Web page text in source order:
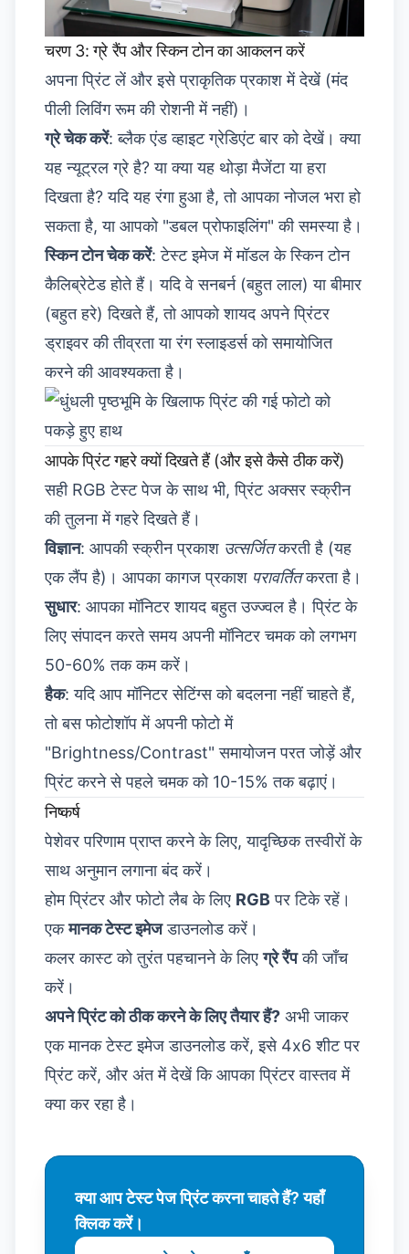
चरण 3: ग्रे रैंप और स्किन टोन का आकलन करें
अपना प्रिंट लें और इसे प्राकृतिक प्रकाश में देखें (मंद
पीली लिविंग रूम की रोशनी में नहीं)।
ग्रे चेक करें: ब्लैक एंड व्हाइट ग्रेडिएंट बार को देखें। क्या
यह न्यूट्रल ग्रे है? या क्या यह थोड़ा मैजेंटा या हरा
दिखता है? यदि यह रंगा हुआ है, तो आपका नोजल भरा हो
सकता है, या आपको "डबल प्रोफाइलिंग" की समस्या है।
स्किन टोन चेक करें: टेस्ट इमेज में मॉडल के स्किन टोन
कैलिब्रेटेड होते हैं। यदि वे सनबर्न (बहुत लाल) या बीमार
(बहुत हरे) दिखते हैं, तो आपको शायद अपने प्रिंटर
ड्राइवर की तीव्रता या रंग स्लाइडर्स को समायोजित
करने की आवश्यकता है।
आपके प्रिंट गहरे क्यों दिखते हैं (और इसे कैसे ठीक करें)
सही RGB टेस्ट पेज के साथ भी, प्रिंट अक्सर स्क्रीन
की तुलना में गहरे दिखते हैं।
विज्ञान: आपकी स्क्रीन प्रकाश उत्सर्जितकरती है (यह
एक लैंप है)। आपका कागज प्रकाश परावर्तितकरता है।
सुधार: आपका मॉनिटर शायद बहुत उज्ज्वल है। प्रिंट के
लिए संपादन करते समय अपनी मॉनिटर चमक को लगभग
50-60% तक कम करें।
हैक: यदि आप मॉनिटर सेटिंग्स को बदलना नहीं चाहते हैं,
तो बस फोटोशॉप में अपनी फोटो में
"Brightness/Contrast" समायोजन परत जोड़ें और
प्रिंट करने से पहले चमक को 10-15% तक बढ़ाएं।
निष्कर्ष
पेशेवर परिणाम प्राप्त करने के लिए, यादृच्छिक तस्वीरों के
साथ अनुमान लगाना बंद करें।
होम प्रिंटर और फोटो लैब के लिए RGBपर टिके रहें।
एकमानक टेस्ट इमेजडाउनलोड करें।
कलर कास्ट को तुरंत पहचानने के लिएग्रे रैंपकी जाँच
करें।
अपने प्रिंट को ठीक करने के लिए तैयार हैं? अभी जाकर
एक मानक टेस्ट इमेज डाउनलोड करें, इसे 4x6 शीट पर
प्रिंट करें, और अंत में देखें कि आपका प्रिंटर वास्तव में
क्या कर रहा है।
क्या आप टेस्ट पेज प्रिंट करना चाहते हैं? यहाँ
क्लिक करें।